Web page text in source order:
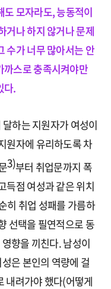
도 모자라도, 능동적이
거나 하지 않거나 문제
수가 너무 많아서는 안
까스로 충족시켜야만
다.
하는 지원자가 여성이
원자에 유리하도록 차
3)부터 취업문까지 폭
득점 여성과 같은 위치
히 취업 성패를 가름하
선택을 필연적으로 동
향을 끼친다. 남성이
은 본인의 역량에 걸
내려가야 했다(어떻게